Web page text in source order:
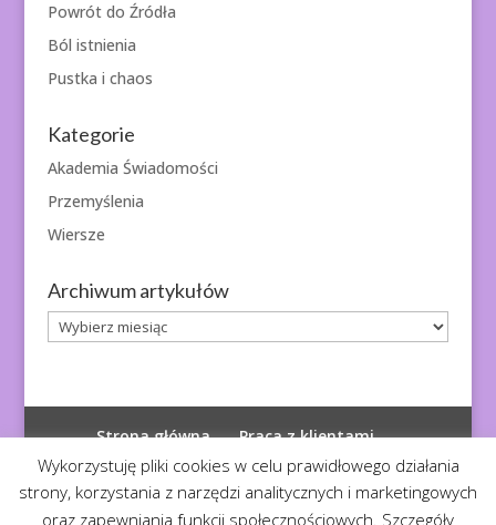
Powrót do Źródła
Ból istnienia
Pustka i chaos
Kategorie
Akademia Świadomości
Przemyślenia
Wiersze
Archiwum artykułów
Archiwum
artykułów
Strona główna
Praca z klientami
Polityka prywatności
Wykorzystuję pliki cookies w celu prawidłowego działania
strony, korzystania z narzędzi analitycznych i marketingowych
oraz zapewniania funkcji społecznościowych. Szczegóły